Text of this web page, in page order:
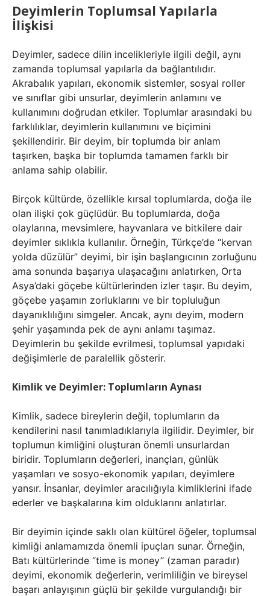
Deyimlerin Toplumsal Yapılarla
İlişkisi
Deyimler, sadece dilin incelikleriyle ilgili değil, aynı
zamanda toplumsal yapılarla da bağlantılıdır.
Akrabalık yapıları, ekonomik sistemler, sosyal roller
ve sınıflar gibi unsurlar, deyimlerin anlamını ve
kullanımını doğrudan etkiler. Toplumlar arasındaki bu
farklılıklar, deyimlerin kullanımını ve biçimini
şekillendirir. Bir deyim, bir toplumda bir anlam
taşırken, başka bir toplumda tamamen farklı bir
anlama sahip olabilir.
Birçok kültürde, özellikle kırsal toplumlarda, doğa ile
olan ilişki çok güçlüdür. Bu toplumlarda, doğa
olaylarına, mevsimlere, hayvanlara ve bitkilere dair
deyimler sıklıkla kullanılır. Örneğin, Türkçe’de “kervan
yolda düzülür” deyimi, bir işin başlangıcının zorluğunu
ama sonunda başarıya ulaşacağını anlatırken, Orta
Asya’daki göçebe kültürlerinden izler taşır. Bu deyim,
göçebe yaşamın zorluklarını ve bir topluluğun
dayanıklılığını simgeler. Ancak, aynı deyim, modern
şehir yaşamında pek de aynı anlamı taşımaz.
Deyimlerin bu şekilde evrilmesi, toplumsal yapıdaki
değişimlerle de paralellik gösterir.
Kimlik ve Deyimler: Toplumların Aynası
Kimlik, sadece bireylerin değil, toplumların da
kendilerini nasıl tanımladıklarıyla ilgilidir. Deyimler, bir
toplumun kimliğini oluşturan önemli unsurlardan
biridir. Toplumların değerleri, inançları, günlük
yaşamları ve sosyo-ekonomik yapıları, deyimlere
yansır. İnsanlar, deyimler aracılığıyla kimliklerini ifade
ederler ve başkalarına kim olduklarını anlatırlar.
Bir deyimin içinde saklı olan kültürel öğeler, toplumsal
kimliği anlamamızda önemli ipuçları sunar. Örneğin,
Batı kültürlerinde “time is money” (zaman paradır)
deyimi, ekonomik değerlerin, verimliliğin ve bireysel
başarı anlayışının güçlü bir şekilde vurgulandığı bir